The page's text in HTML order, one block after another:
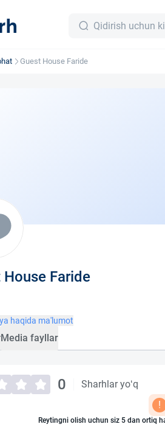
Guest House Faride
House Faride
haqida ma'lumot
Media fayllar
0
Sharhlar yo‘q
!
Reytingni olish uchun siz 5 dan ortiq